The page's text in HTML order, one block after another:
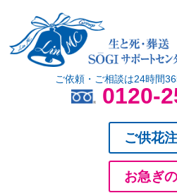
ご依頼・ご相談は24時間
0120-
ご供花
お急ぎ